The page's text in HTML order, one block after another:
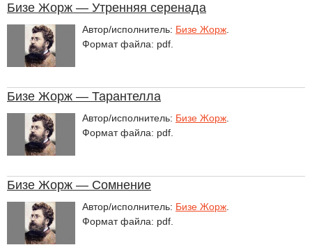
Бизе Жорж — Утренняя серенада
Автор/исполнитель: Бизе Жорж
Формат файла: pdf.
Бизе Жорж — Тарантелла
Автор/исполнитель: Бизе Жорж
Формат файла: pdf.
Бизе Жорж — Сомнение
Автор/исполнитель: Бизе Жорж
Формат файла: pdf.